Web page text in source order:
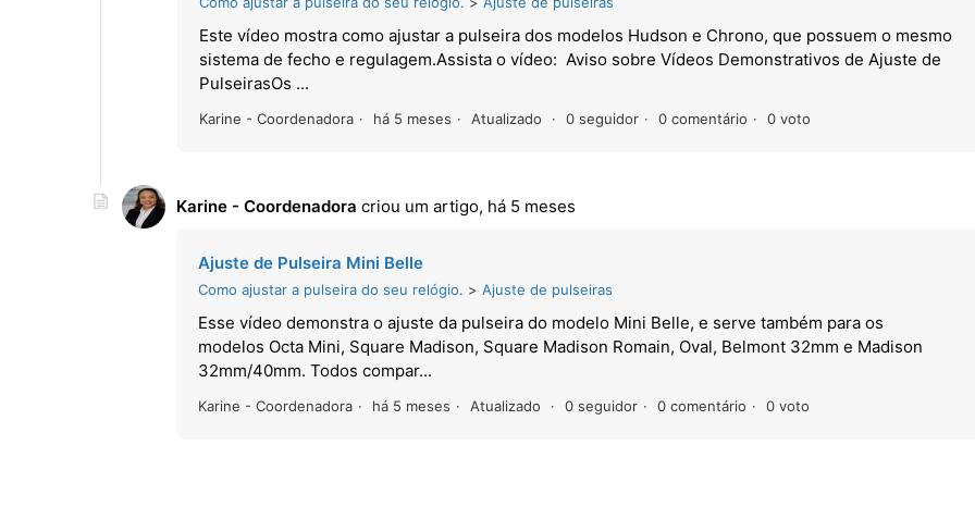
Este vídeo mostra como ajustar a pulseira dos modelos Hudson e Chrono, que possuem o mesmo
sistema de fecho e regulagem.Assista o vídeo: Aviso sobre Vídeos Demonstrativos de Ajuste de
PulseirasOs ...
Karine - Coordenadora há 5 meses Atualizado 0 seguidor 0 comentário 0 voto
Karine - Coordenadora criou um artigo, há 5 meses
Ajuste de Pulseira Mini Belle
Como ajustar a pulseira do seu relógio. Ajuste de pulseiras
Esse vídeo demonstra o ajuste da pulseira do modelo Mini Belle, e serve também para os
modelos Octa Mini, Square Madison, Square Madison Romain, Oval, Belmont 32mm e Madison
32mm/40mm. Todos compar...
Karine - Coordenadora há 5 meses Atualizado 0 seguidor 0 comentário 0 voto